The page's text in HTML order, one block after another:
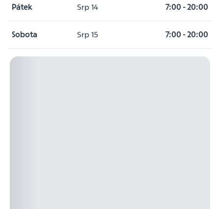
Pátek Srp 14 7:00 -20:00
Sobota Srp 15 7:00 -20:00